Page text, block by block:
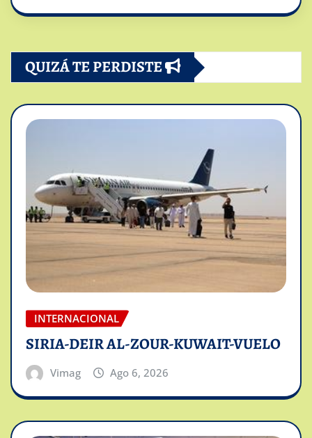
QUIZÁ TE PERDISTE
INTERNACIONAL
SIRIA-DEIR AL-ZOUR-KUWAIT-VUELO
Vimag Ago 6, 2026